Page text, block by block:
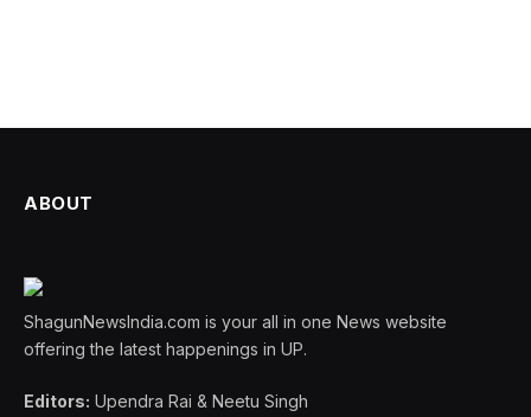
ABOUT
ShagunNewsIndia.com is your all in one News website
offering the latest happenings in UP.
Editors: Upendra Rai & Neetu Singh